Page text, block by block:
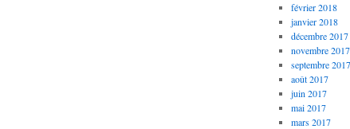
février 2018
janvier 2018
décembre 2017
novembre 2017
septembre 2017
août 2017
juin 2017
mai 2017
mars 2017